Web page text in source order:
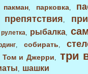
пакман, парковка,
препятствия,
рулетка, рыбалка,
, собирать,
Том и Джерри, три
, шашки